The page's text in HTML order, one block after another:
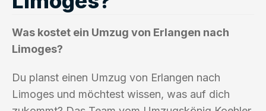
Was kostet ein Umzug von Erlangen nach
Limoges?
Du planst einen Umzug von Erlangen nach
Limoges und möchtest wissen, was auf dich